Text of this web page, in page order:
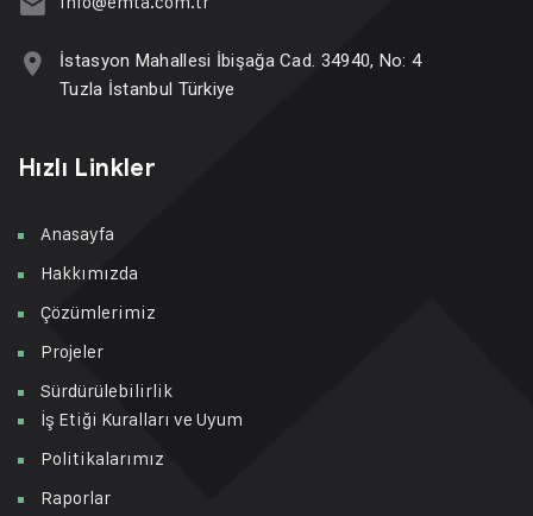
İstasyon Mahallesi İbişağa Cad. 34940, No: 4
Tuzla İstanbul Türkiye
Hızlı Linkler
Anasayfa
Hakkımızda
Çözümlerimiz
Projeler
Sürdürülebilirlik
İş Etiği Kuralları ve Uyum
Politikalarımız
Raporlar